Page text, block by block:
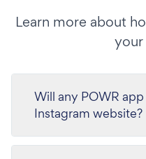
Learn more about
your
Will any POWR
Instagram website?